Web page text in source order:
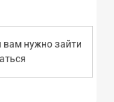
нужно зайти